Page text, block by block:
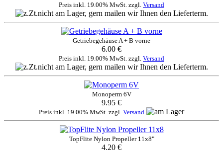
Preis inkl. 19.00% MwSt. zzgl. Versand
Getriebegehäuse A + B vorne
6.00 €
Preis inkl. 19.00% MwSt. zzgl. Versand
Monoperm 6V
9.95 €
Preis inkl. 19.00% MwSt. zzgl. Versand
TopFlite Nylon Propeller 11x8"
4.20 €